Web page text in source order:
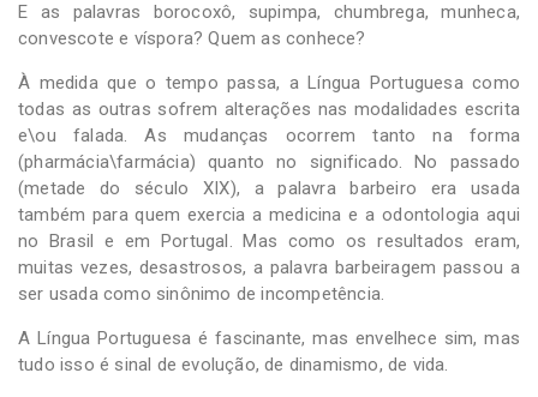
E as palavras borocoxô, supimpa, chumbrega, munheca,
convescote e víspora? Quem as conhece?
À medida que o tempo passa, a Língua Portuguesa como
todas as outras sofrem alterações nas modalidades escrita
e\ou falada. As mudanças ocorrem tanto na forma
(pharmácia\farmácia) quanto no significado. No passado
(metade do século XIX), a palavra barbeiro era usada
também para quem exercia a medicina e a odontologia aqui
no Brasil e em Portugal. Mas como os resultados eram,
muitas vezes, desastrosos, a palavra barbeiragem passou a
ser usada como sinônimo de incompetência.
A Língua Portuguesa é fascinante, mas envelhece sim, mas
tudo isso é sinal de evolução, de dinamismo, de vida.